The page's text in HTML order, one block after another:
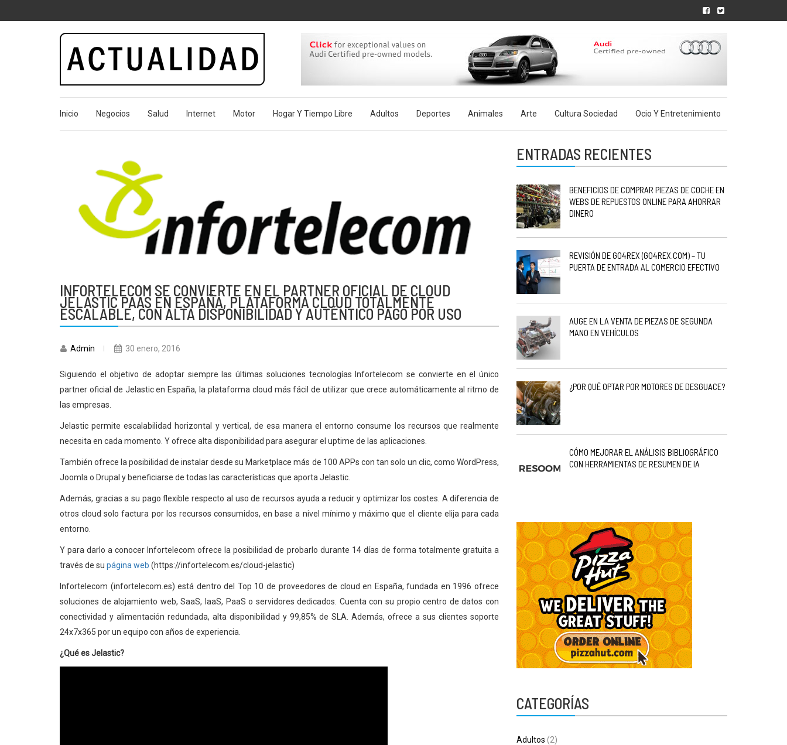
Actualidad.org.es
Inicio Negocios Salud Internet Motor Hogar Y Tiempo Libre Adultos Deportes Animales Arte Cultura Sociedad Ocio Y Entretenimiento
INFORTELECOM SE CONVIERTE EN EL PARTNER OFICIAL DE CLOUD
JELASTIC PAAS EN ESPAÑA, PLATAFORMA CLOUD TOTALMENTE
ESCALABLE, CON ALTA DISPONIBILIDAD Y AUTÉNTICO PAGO POR USO
Admin 30 enero, 2016
Siguiendo el objetivo de adoptar siempre las últimas soluciones tecnologías Infortelecom se convierte en el único
partner oficial de Jelastic en España, la plataforma cloud más fácil de utilizar que crece automáticamente al ritmo de
las empresas.
Jelastic permite escalabilidad horizontal y vertical, de esa manera el entorno consume los recursos que realmente
necesita en cada momento. Y ofrece alta disponibilidad para asegurar el uptime de las aplicaciones.
También ofrece la posibilidad de instalar desde su Marketplace más de 100 APPs con tan solo un clic, como WordPress,
Joomla o Drupal y beneficiarse de todas las características que aporta Jelastic.
Además, gracias a su pago flexible respecto al uso de recursos ayuda a reducir y optimizar los costes. A diferencia de
otros cloud solo factura por los recursos consumidos, en base a nivel mínimo y máximo que el cliente elija para cada
entorno.
Y para darlo a conocer Infortelecom ofrece la posibilidad de probarlo durante 14 días de forma totalmente gratuita a
través de su página web (https://infortelecom.es/cloud-jelastic)
Infortelecom (infortelecom.es) está dentro del Top 10 de proveedores de cloud en España, fundada en 1996 ofrece
soluciones de alojamiento web, SaaS, IaaS, PaaS o servidores dedicados. Cuenta con su propio centro de datos con
conectividad y alimentación redundada, alta disponibilidad y 99,85% de SLA. Además, ofrece a sus clientes soporte
24x7x365 por un equipo con años de experiencia.
¿Qué es Jelastic?
ENTRADAS RECIENTES
BENEFICIOS DE COMPRAR PIEZAS DE COCHE EN
WEBS DE REPUESTOS ONLINE PARA AHORRAR
DINERO
REVISIÓN DE GO4REX (GO4REX.COM) – TU
PUERTA DE ENTRADA AL COMERCIO EFECTIVO
AUGE EN LA VENTA DE PIEZAS DE SEGUNDA
MANO EN VEHÍCULOS
¿POR QUÉ OPTAR POR MOTORES DE DESGUACE?
CÓMO MEJORAR EL ANÁLISIS BIBLIOGRÁFICO
CON HERRAMIENTAS DE RESUMEN DE IA
CATEGORÍAS
Adultos (2)